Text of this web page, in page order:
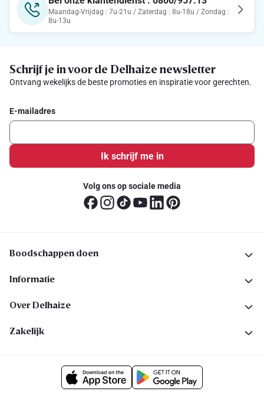
Maandag-Vrijdag : 7u-21u / Zaterdag : 8u-18u / Zondag :
8u-13u
Schrijf je in voor de Delhaize newsletter
Ontvang wekelijks de beste promoties en inspiratie voor gerechten.
E-mailadres
Ik schrijf me in
Volg ons op sociale media
Boodschappen doen
Informatie
Over Delhaize
Zakelijk